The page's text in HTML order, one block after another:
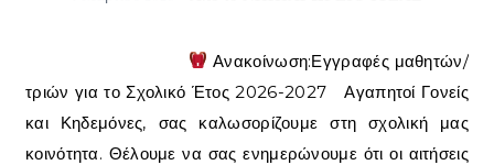
Ανακοίνωση:Εγγραφές μαθητών/
τριών για το Σχολικό Έτος 2026-2027 Αγαπητοί Γονείς
και Κηδεμόνες, σας καλωσορίζουμε στη σχολική μας
κοινότητα. Θέλουμε να σας ενημερώνουμε ότι οι αιτήσεις